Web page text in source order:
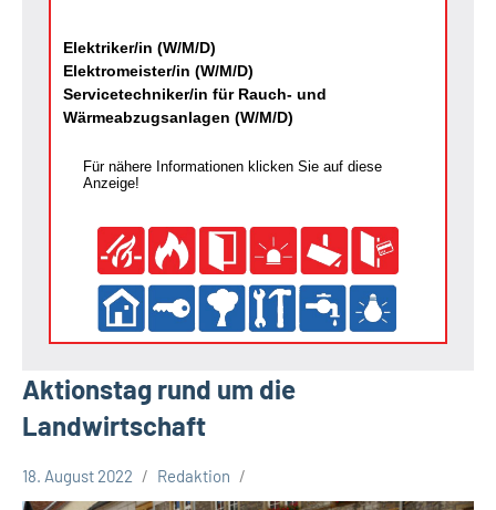
Elektriker/in (W/M/D)
Elektromeister/in (W/M/D)
Servicetechniker/in für Rauch- und
Wärmeabzugsanlagen (W/M/D)
Für nähere Informationen klicken Sie auf diese
Anzeige!
Aktionstag rund um die
Landwirtschaft
18. August 2022 Redaktion